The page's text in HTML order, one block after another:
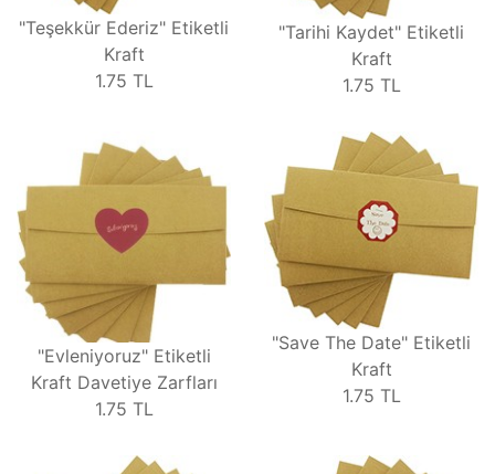
"Teşekkür Ederiz" Etiketli
Kraft
1.75 TL
"Tarihi Kaydet" Etiketli
Kraft
1.75 TL
"Evleniyoruz" Etiketli
Kraft Davetiye Zarfları
1.75 TL
"Save The Date" Etiketli
Kraft
1.75 TL